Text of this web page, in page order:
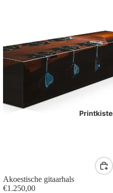
Akoestische gitaarhals
€1.250,00